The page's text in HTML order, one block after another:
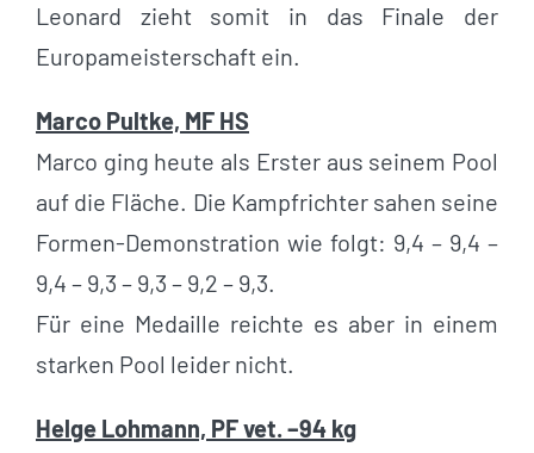
Leonard zieht somit in das Finale der
Europameisterschaft ein.
Marco Pultke, MF HS
Marco ging heute als Erster aus seinem Pool
auf die Fläche. Die Kampfrichter sahen seine
Formen-Demonstration wie folgt: 9,4 – 9,4 –
9,4 – 9,3 – 9,3 – 9,2 – 9,3.
Für eine Medaille reichte es aber in einem
starken Pool leider nicht.
Helge Lohmann, PF vet. –94 kg